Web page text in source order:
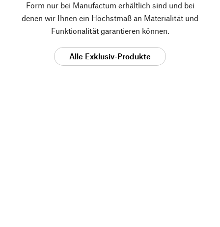
Form nur bei Manufactum erhältlich sind und bei
denen wir Ihnen ein Höchstmaß an Materialität und
Funktionalität garantieren können.
Alle Exklusiv-Produkte